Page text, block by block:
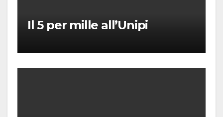
Il 5 per mille all’Unipi